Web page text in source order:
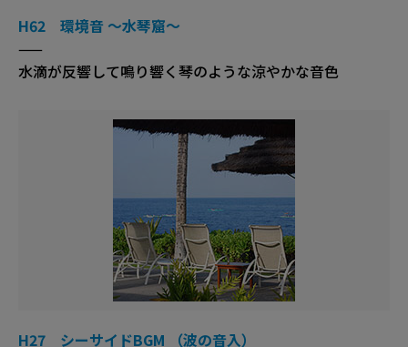
H62 環境音 ～水琴窟～
——
水滴が反響して鳴り響く琴のような涼やかな音色
H27 シーサイドBGM （波の音入）